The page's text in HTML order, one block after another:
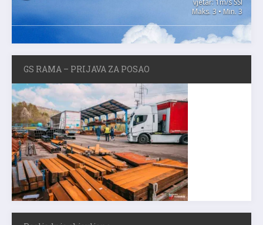
vjetar: 1m/s SSI
Maks. 3 • Min. 3
GS RAMA – PRIJAVA ZA POSAO